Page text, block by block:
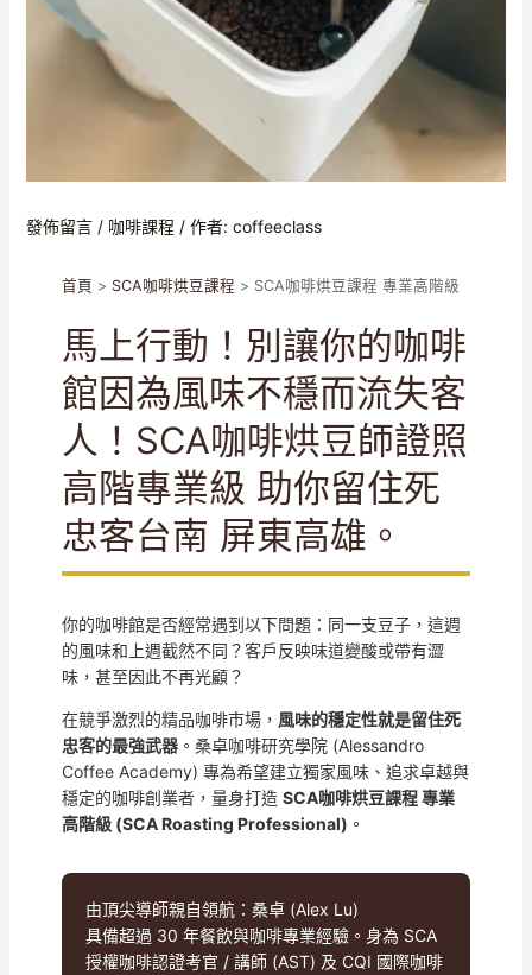
發佈留言 / 咖啡課程 / 作者: coffeeclass
首頁 > SCA咖啡烘豆課程 > SCA咖啡烘豆課程 專業高階級
馬上行動！別讓你的咖啡
館因為風味不穩而流失客
人！SCA咖啡烘豆師證照
高階專業級 助你留住死
忠客台南 屏東高雄。
你的咖啡館是否經常遇到以下問題：同一支豆子，這週
的風味和上週截然不同？客戶反映味道變酸或帶有澀
味，甚至因此不再光顧？
在競爭激烈的精品咖啡市場， 風味的穩定性就是留住死
忠客的最強武器。桑卓咖啡研究學院 (Alessandro
Coffee Academy) 專為希望建立獨家風味、追求卓越與
穩定的咖啡創業者，量身打造 SCA咖啡烘豆課程 專業
高階級 (SCA Roasting Professional) 。
由頂尖導師親自領航：桑卓 (Alex Lu)
具備超過 30 年餐飲與咖啡專業經驗。身為 SCA
授權咖啡認證考官 / 講師 (AST) 及 CQI 國際咖啡